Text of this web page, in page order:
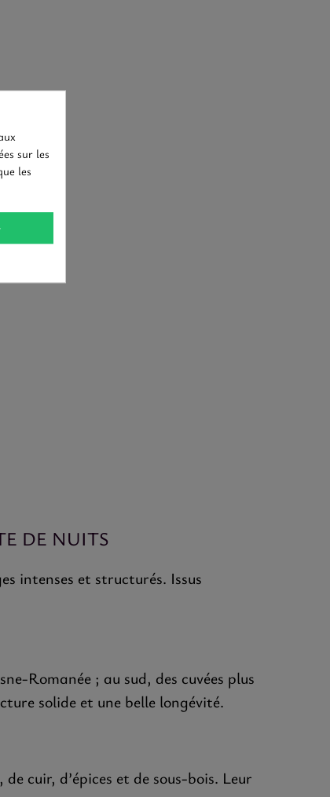
DE NUITS
intenses et structurés. Issus
Romanée ; au sud, des cuvées plus
solide et une belle longévité.
cuir, d’épices et de sous-bois. Leur
sur les
les